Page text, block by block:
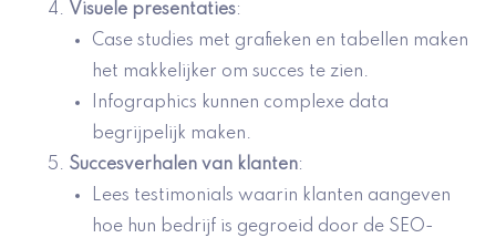
Visuele presentaties:
Case studies met grafieken en tabellen maken
het makkelijker om succes te zien.
Infographics kunnen complexe data
begrijpelijk maken.
Succesverhalen van klanten:
Lees testimonials waarin klanten aangeven
hoe hun bedrijf is gegroeid door de SEO-